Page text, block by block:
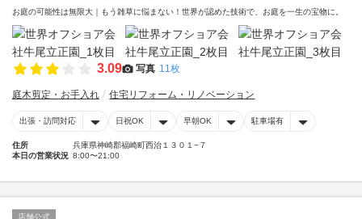
お庭の可能性は無限大｜もう雑草に悩まない！世界が認めた技術で、お庭を一生の宝物に。
3.09 写真 11枚
庭木剪定・お手入れ 住宅リフォーム・リノベーション
出張・訪問対応 日祝OK 早朝OK 駐車場有
住所
兵庫県神崎郡福崎町西治１３０１−７
本日の営業状況 8:00〜21:00
店舗公式